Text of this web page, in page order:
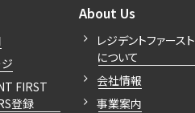
FIRST
登録
About Us
レジデントファースト
について
会社情報
事業案内